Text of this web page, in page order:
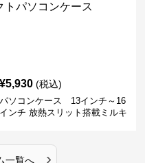
¥5,930 (税込)
パソコンケース 13インチ～16
インチ 放熱スリット搭載ミルキ
一覧へ ›